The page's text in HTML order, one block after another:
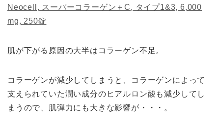
Neocell, スーパーコラーゲン＋C, タイプ1&3, 6,000
mg, 250錠
肌が下がる原因の大半はコラーゲン不足。
コラーゲンが減少してしまうと、コラーゲンによって
支えられていた潤い成分のヒアルロン酸も減少してし
まうので、肌弾力にも大きな影響が・・・。